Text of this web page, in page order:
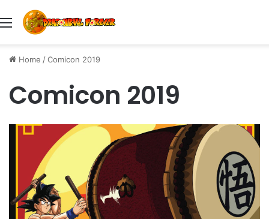
Menu
Home /Comicon 2019
Comicon 2019